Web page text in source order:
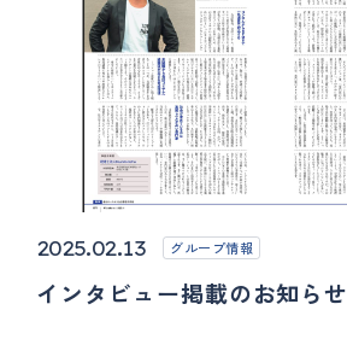
2025.02.13 グループ情報
インタビュー掲載のお知らせ